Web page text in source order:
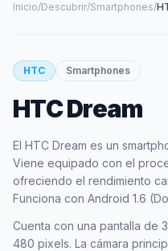
Inicio/Descubrir/Smartphones/
smartphone
HTC
HTC Smartphones
HTC Dream
El HTC Dream es un
Viene equipado con el
ofreciendo el rendimiento
Funciona con Android 1.6
Cuenta con una pantalla de
480 pixels. La cámara